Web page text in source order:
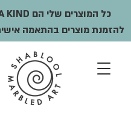
להזמנת מוצרים בהתאמה